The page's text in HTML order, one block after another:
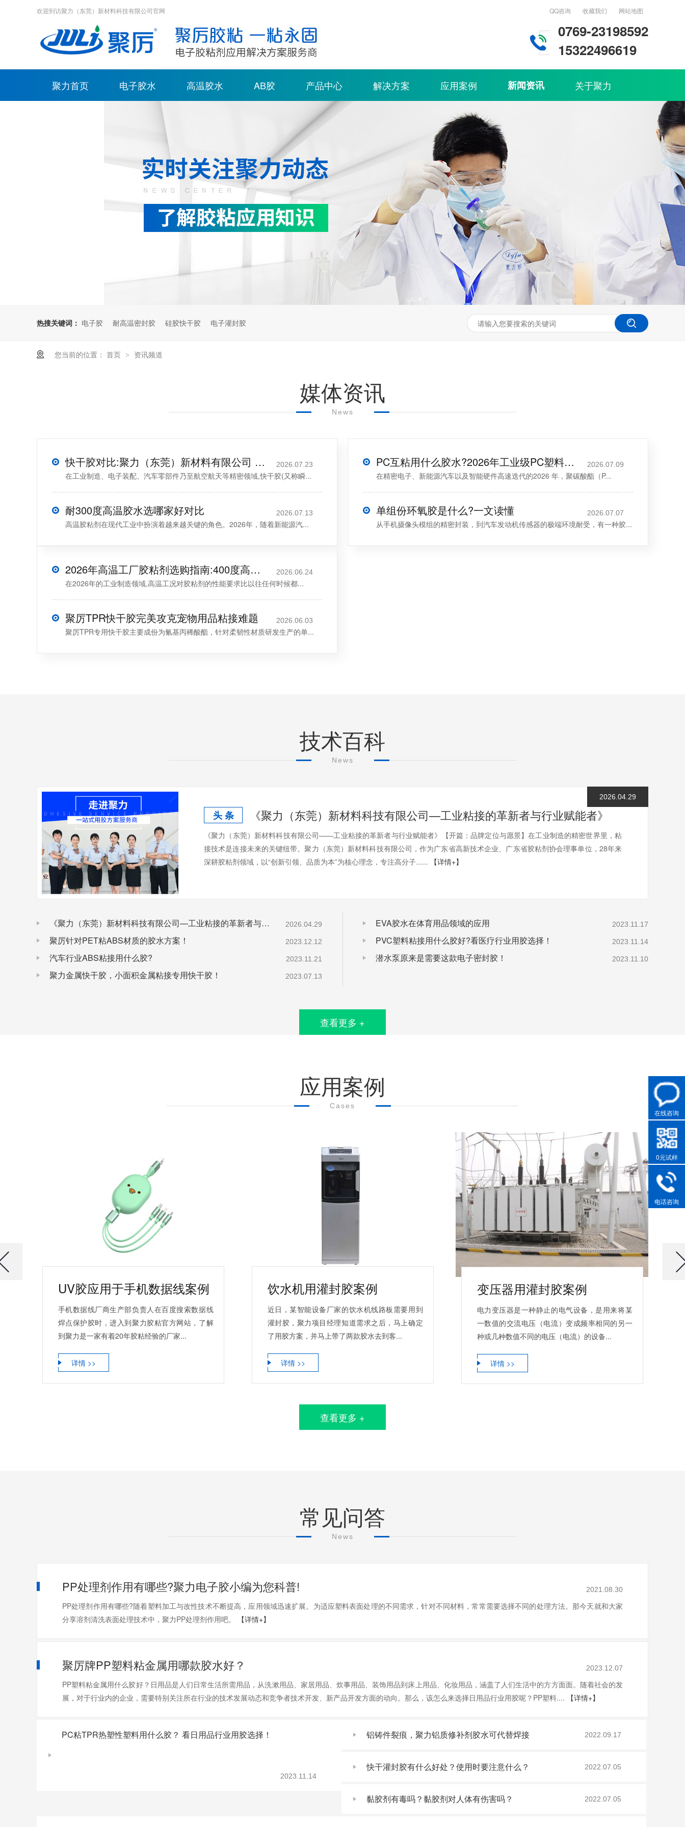
QQ咨询 收藏我们 网站地图
欢迎到访聚力（东莞）新材料科技有限公司官网
0769-23198592
15322496619
聚力首页 电子胶水 高温胶水 AB胶 产品中心 解决方案 应用案例 新闻资讯 关于聚力
热搜关键词： 电子胶 耐高温密封胶 硅胶快干胶 电子灌封胶
您当前的位置： 首页 > 资讯频道
媒体资讯
News
快干胶对比:聚力（东莞）新材料有限公司 vs 同行,2026 年如何选择? 2026.07.23
在工业制造、电子装配、汽车零部件乃至航空航天等精密领域,快干胶(又称瞬...
耐300度高温胶水选哪家好对比 2026.07.13
高温胶粘剂在现代工业中扮演着越来越关键的角色。2026年，随着新能源汽...
PC互粘用什么胶水?2026年工业级PC塑料粘接解决方案深度指南与实力厂商推荐榜单 2026.07.09
在精密电子、新能源汽车以及智能硬件高速迭代的2026 年，聚碳酸酯（P...
单组份环氧胶是什么?一文读懂 2026.07.07
从手机摄像头模组的精密封装，到汽车发动机传感器的极端环境耐受，有一种胶...
2026年高温工厂胶粘剂选购指南:400度高温工厂选哪一家才能稳得住生产线？ 2026.06.24
在2026年的工业制造领域,高温工况对胶粘剂的性能要求比以往任何时候都...
聚厉TPR快干胶完美攻克宠物用品粘接难题 2026.06.03
聚厉TPR专用快干胶主要成份为氰基丙稀酸酯，针对柔韧性材质研发生产的单...
技术百科
News
2026.04.29
头 条 《聚力（东莞）新材料科技有限公司—工业粘接的革新者与行业赋能者》
《聚力（东莞）新材料科技有限公司——工业粘接的革新者与行业赋能者》【开篇：品牌定位与愿景】在工业制造的精密世界里，粘
接技术是连接未来的关键纽带。聚力（东莞）新材料科技有限公司，作为广东省高新技术企业、广东省胶粘剂协会理事单位，28年来
深耕胶粘剂领域，以“创新引领、品质为本”为核心理念，专注高分子......
【详情+】
《聚力（东莞）新材料科技有限公司—工业粘接的革新者与行业赋能者》 2026.04.29
聚厉针对PET粘ABS材质的胶水方案！ 2023.12.12
汽车行业ABS粘接用什么胶? 2023.11.21
EVA胶水在体育用品领域的应用 2023.11.17
PVC塑料粘接用什么胶好?看医疗行业用胶选择！ 2023.11.14
潜水泵原来是需要这款电子密封胶！ 2023.11.10
聚力金属快干胶，小面积金属粘接专用快干胶！ 2023.07.13
查看更多 +
应用案例
Cases
UV胶应用于手机数据线案例
手机数据线厂商生产部负责人在百度搜索数据线
焊点保护胶时，进入到聚力胶粘官方网站，了解
到聚力是一家有着20年胶粘经验的厂家...
详情 >>
饮水机用灌封胶案例
近日，某智能设备厂家的饮水机线路板需要用到
灌封胶，聚力项目经理知道需求之后，马上确定
了用胶方案，并马上带了两款胶水去到客...
详情 >>
变压器用灌封胶案例
电力变压器是一种静止的电气设备，是用来将某
一数值的交流电压（电流）变成频率相同的另一
种或几种数值不同的电压（电流）的设备...
详情 >>
查看更多 +
常见问答
News
PP处理剂作用有哪些?聚力电子胶小编为您科普! 2021.08.30
PP处理剂作用有哪些?随着塑料加工与改性技术不断提高，应用领域迅速扩展。为适应塑料表面处理的不同需求，针对不同材料，常常需要选择不同的处理方法。那今天就和大家
分享溶剂清洗表面处理技术中，聚力PP处理剂作用吧。
【详情+】
聚厉牌PP塑料粘金属用哪款胶水好？ 2023.12.07
PP塑料粘金属用什么胶好？日用品是人们日常生活所需用品，从洗漱用品、家居用品、炊事用品、装饰用品到床上用品、化妆用品，涵盖了人们生活中的方方面面。随着社会的发
展，对于行业内的企业，需要特别关注所在行业的技术发展动态和竞争者技术开发、新产品开发方面的动向。那么，该怎么来选择日用品行业用胶呢？PP塑料....
【详情+】
PC粘TPR热塑性塑料用什么胶？ 看日用品行业用胶选择！
2023.11.14
铝铸件裂痕，聚力铝质修补剂胶水可代替焊接 2022.09.17
快干灌封胶有什么好处？使用时要注意什么？ 2022.07.05
黏胶剂有毒吗？黏胶剂对人体有伤害吗？ 2022.07.05
在线咨询
0元试样
电话咨询